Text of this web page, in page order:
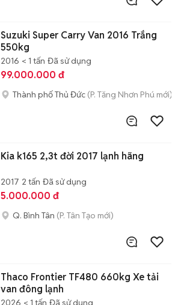
Suzuki Super Carry Van 2016 Trắng
550kg
2016 < 1 tấn Đã sử dụng
99.000.000 đ
Thành phố Thủ Đức (P. Tăng Nhơn Phú mới)
Kia k165 2,3t đời 2017 lạnh hãng
2017 2 tấn Đã sử dụng
5.000.000 đ
Q. Bình Tân (P. Tân Tạo mới)
Thaco Frontier TF480 660kg Xe tải
van đông lạnh
2026 < 1 tấn Đã sử dụng